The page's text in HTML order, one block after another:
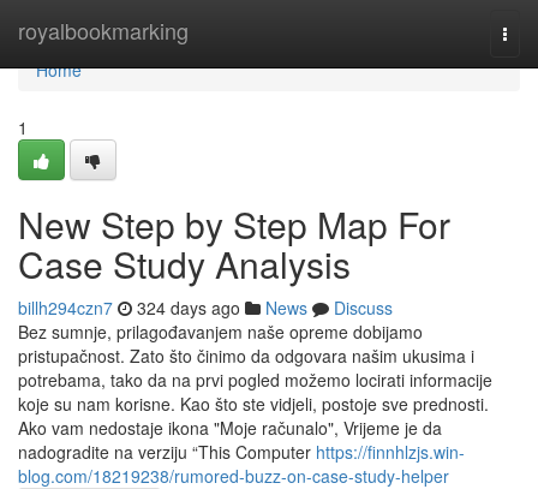
royalbookmarking
Home
Home
1
New Step by Step Map For
Case Study Analysis
billh294czn7 324 days ago News
Discuss
Bez sumnje, prilagođavanjem naše opreme dobijamo
pristupačnost. Zato što činimo da odgovara našim ukusima i
potrebama, tako da na prvi pogled možemo locirati informacije
koje su nam korisne. Kao što ste vidjeli, postoje sve prednosti.
Ako vam nedostaje ikona "Moje računalo", Vrijeme je da
nadogradite na verziju “This Computer https://finnhlzjs.win-
blog.com/18219238/rumored-buzz-on-case-study-helper